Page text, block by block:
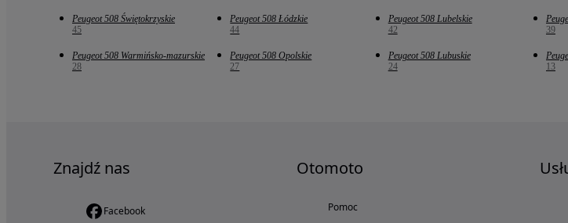
Peugeot 508 Świętokrzyskie
45
Peugeot 508 Łódzkie
44
Peugeot 508 Lubelskie
42
39
Peugeot 508 Warmińsko-mazurskie
28
Peugeot 508 Opolskie
27
Peugeot 508 Lubuskie
24
13
Znajdź nas
Facebook
Otomoto
Pomoc